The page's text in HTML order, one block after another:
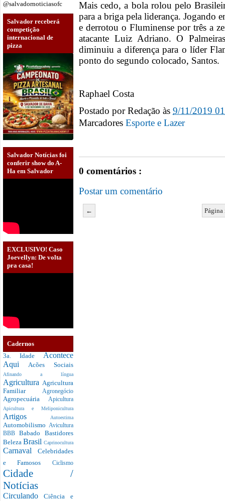
@salvadornoticiasofc
Salvador receberá
competição
internacional de
pizza
Salvador Notícias foi
conferir show do A-
Ha em Salvador
EXCLUSIVO! Caso
Joevellyn: De volta
pra casa!
Cadernos
3a. Idade Acontece
Aqui Acões Sociais
Afinando a língua
Agricultura Agricultura
Familiar Agronegócio
Agropecuária Apicultura
Apicultura e Meliponicultura
Artigos Autoestima
Automobilismo Avicultura
BBBBabado Bastidores
Beleza Brasil Caprinocultura
Carnaval Celebridades
e Famosos Ciclismo
Cidade /
Notícias
CirculandoCiência e
Mais cedo, a bola rolou pelo
para a briga pela liderança. Jogando
e derrotou o Fluminense por três a
atacante Luiz Adriano. O
diminuiu a diferença para o líder
ponto do segundo colocado, Santos.
Raphael Costa
Postado porRedação às 9/11/2019
Marcadores Esporte e Lazer
0 comentários :
Postar um comentário
←